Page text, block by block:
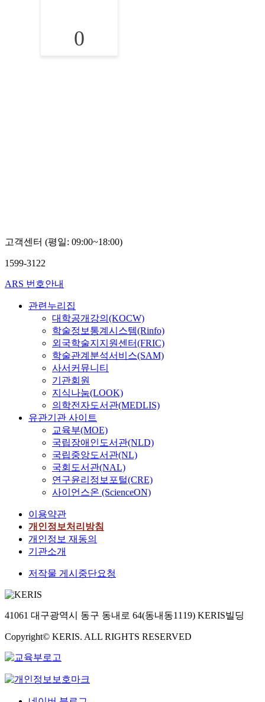
0
고객센터 (평일: 09:00~18:00)
1599-3122
ARS 번호안내
관련누리집
대학공개강의(KOCW)
학술정보통계시스템(Rinfo)
외국학술지지원센터(FRIC)
학술관계분석서비스(SAM)
사서커뮤니티
기관회원
지식나눔(LOOK)
의학전자도서관(MEDLIS)
유관기관 사이트
교육부(MOE)
국립장애인도서관(NLD)
국립중앙도서관(NL)
국회도서관(NAL)
연구윤리정보포털(CRE)
사이언스온 (ScienceON)
이용약관
개인정보처리방침
개인정보 재동의
기관소개
저작물 게시중단요청
41061 대구광역시 동구 동내로 64(동내동1119) KERIS빌딩
Copyright© KERIS. ALL RIGHTS RESERVED